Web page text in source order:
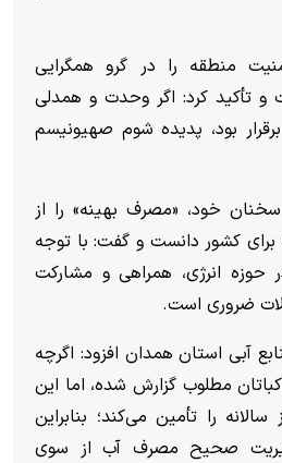
منطقه را در گرو همگرایی
و تأکید کرد: اگر وحدت و همدلی
بود، پدیده شوم صهیونیسم
خود، «مصرف بهینه» را از
کشور دانست و گفت: با توجه
انرژی، همراهی و مشارکت
ضروری است.
آبی استان همدان افزود: اگرچه
مطلوب گزارش شده، اما این
را تأمین می‌کند؛ بنابراین
صحیح مصرف آب از سوی